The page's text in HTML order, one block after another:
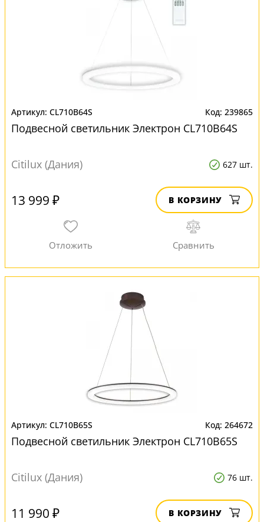
CL710B64S 239865
Подвесной светильник Электрон CL710B64S
Citilux (Дания) 627 шт.
13 999 ₽ В КОРЗИНУ
CL710B65S 264672
Подвесной светильник Электрон CL710B65S
Citilux (Дания) 76 шт.
11 990 ₽ В КОРЗИНУ